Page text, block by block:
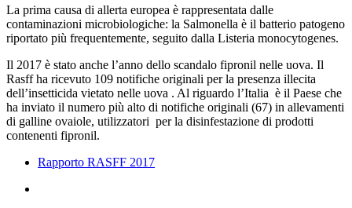
La prima causa di allerta europea è rappresentata dalle
contaminazioni microbiologiche: la Salmonella è il batterio patogeno
riportato più frequentemente, seguito dalla Listeria monocytogenes.
Il 2017 è stato anche l’anno dello scandalo fipronil nelle uova. Il
Rasff ha ricevuto 109 notifiche originali per la presenza illecita
dell’insetticida vietato nelle uova . Al riguardo l’Italia è il Paese che
ha inviato il numero più alto di notifiche originali (67) in allevamenti
di galline ovaiole, utilizzatori per la disinfestazione di prodotti
contenenti fipronil.
Rapporto RASFF 2017